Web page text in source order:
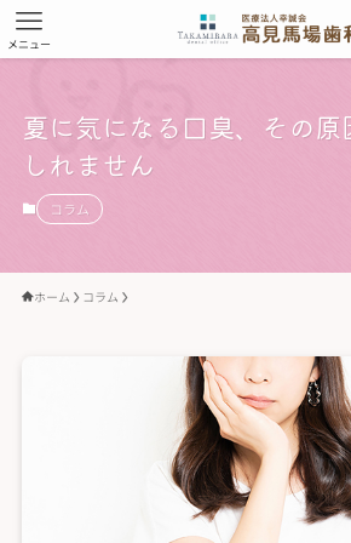
メニュー
夏に気になる口臭、その原
しれません
コラム
ホーム コラム